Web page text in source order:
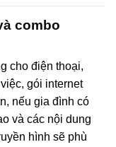
combo
cho điện thoại,
gói internet
nếu gia đình có
và các nội dung
hình sẽ phù